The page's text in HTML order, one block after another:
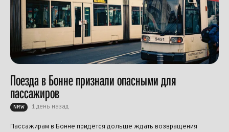
Поезда в Бонне признали опасными для
пассажиров
NRW 1 день назад
Пассажирам в Бонне придётся дольше ждать возвращения